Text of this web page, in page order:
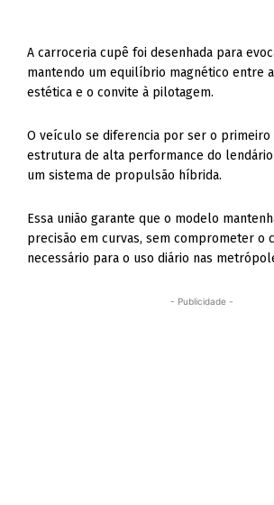
A carroceria cupê foi desenhada para
mantendo um equilíbrio magnético entre
estética e o convite à pilotagem.
O veículo se diferencia por ser o primeiro
estrutura de alta performance do lendário
um sistema de propulsão híbrida.
Essa união garante que o modelo
precisão em curvas, sem comprometer o
necessário para o uso diário nas
- Publicidade -